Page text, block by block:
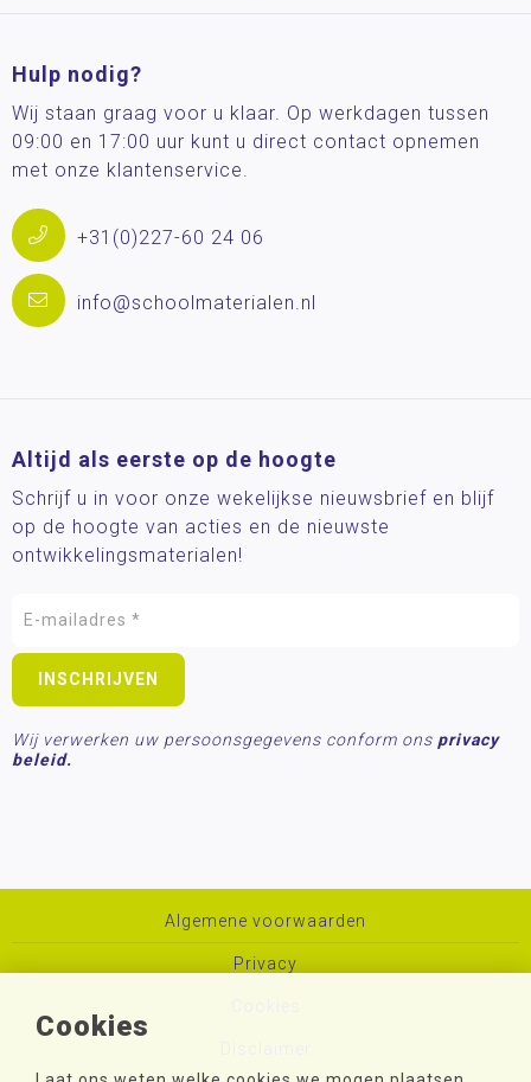
Cookies
Hulp nodig?
Wij staan graag voor u klaar. Op werkdagen tussen
09:00 en 17:00 uur kunt u direct contact opnemen
met onze klantenservice.
+31(0)227-60 24 06
info@schoolmaterialen.nl
Altijd als eerste op de hoogte
Schrijf u in voor onze wekelijkse nieuwsbrief en blijf
op de hoogte van acties en de nieuwste
ontwikkelingsmaterialen!
Wij verwerken uw persoonsgegevens conform ons privacy
beleid.
Algemene voorwaarden
Privacy